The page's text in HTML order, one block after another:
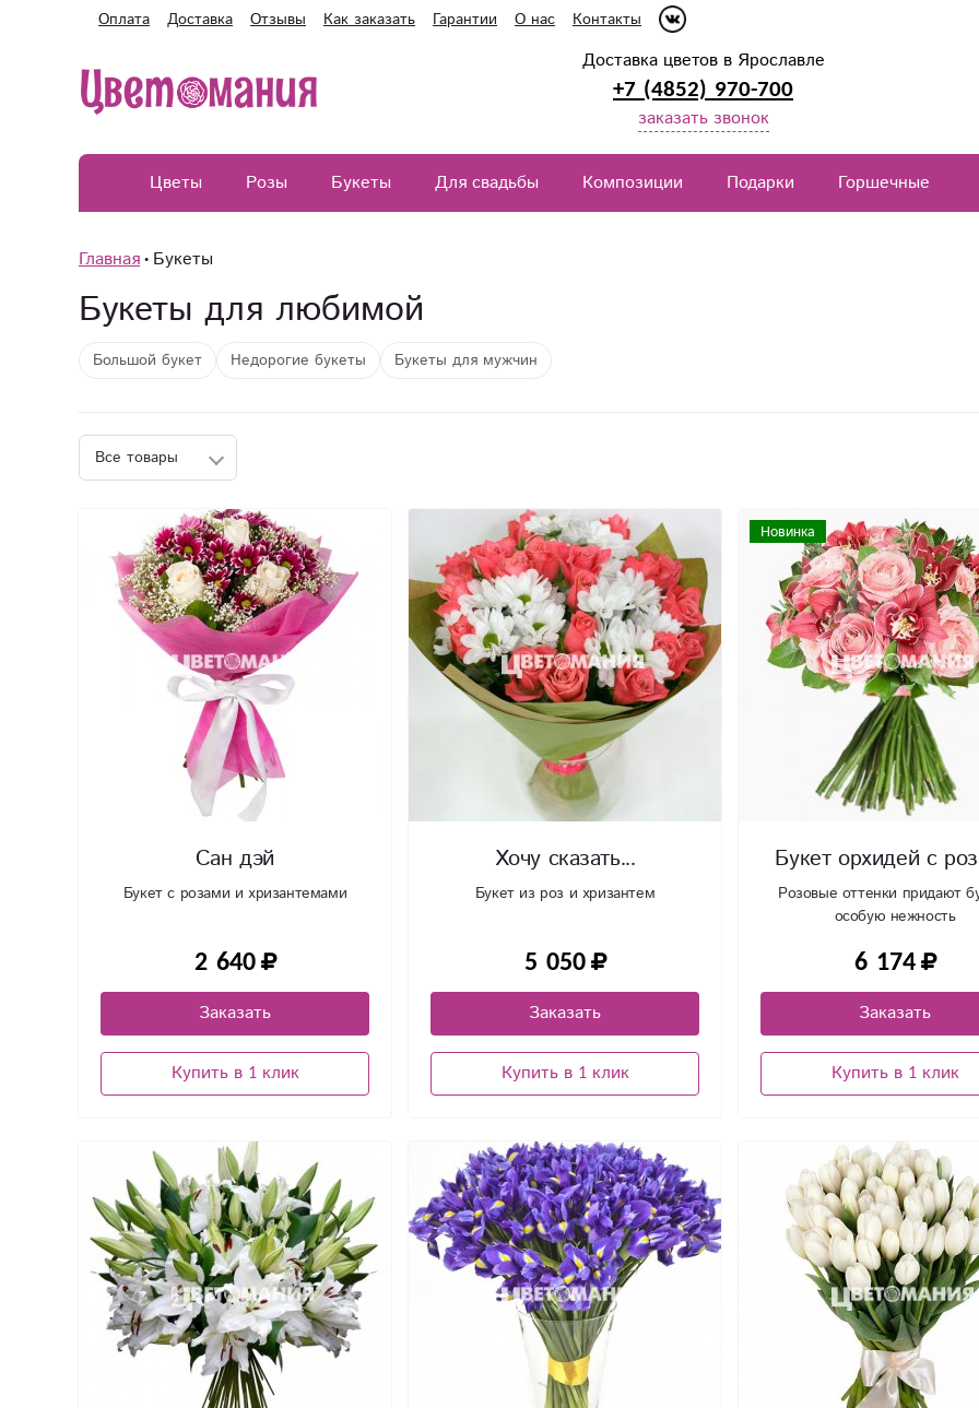
Оплата Доставка Отзывы Как заказать Гарантии О нас Контакты
Доставка цветов в Ярославле
+7 (4852) 970-700
заказать звонок
Цветы Розы Букеты Для свадьбы Композиции Подарки Горшечные
Главная Букеты
Букеты для любимой
Большой букет Недорогие букеты Букеты для мужчин
Сан дэй
Букет с розами и хризантемами
2 640
Заказать
Купить в 1 клик
Хочу сказать...
Букет из роз и хризантем
5 050
Заказать
Купить в 1 клик
Новинка
Букет орхидей с
Розовые оттенки придают
особую нежность
6 174
Заказать
Купить в 1 клик